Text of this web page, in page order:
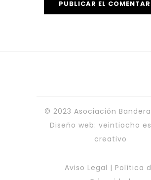
© 2023 Asociación
Diseño web: veintiocho
creativo
Aviso Legal | Política